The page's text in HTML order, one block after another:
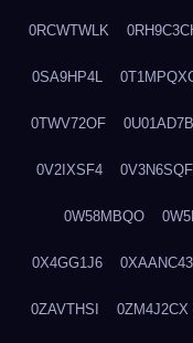
0RCWTWLK
0SA9HP4L
0TWV72OF 0U01AD7B
0V2IXSF4 0V3N6SQF
0W58MBQO
0X4GG1J6 0XAANC43
0ZAVTHSI 0ZM4J2CX